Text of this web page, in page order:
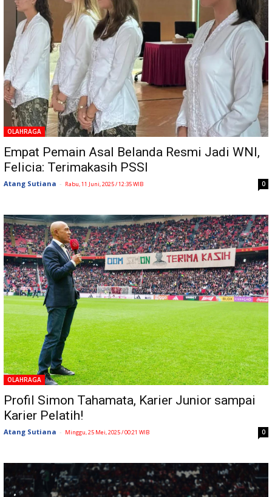
OLAHRAGA
Empat Pemain Asal Belanda Resmi Jadi WNI,
Felicia: Terimakasih PSSI
Atang Sutiana - Rabu, 11 Juni, 2025 / 12:35 WIB 0
OLAHRAGA
Profil Simon Tahamata, Karier Junior sampai
Karier Pelatih!
Atang Sutiana - Minggu, 25 Mei, 2025 / 00:21 WIB 0